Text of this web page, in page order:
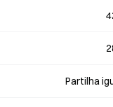
Partilha